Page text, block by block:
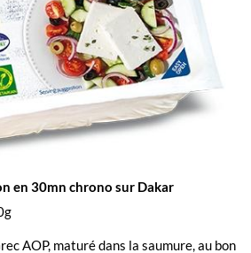
en 30mn chrono sur Dakar
AOP, maturé dans la saumure, au bon